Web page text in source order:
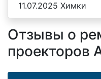
11.07.2025 Химки
Отзывы о
проекторов